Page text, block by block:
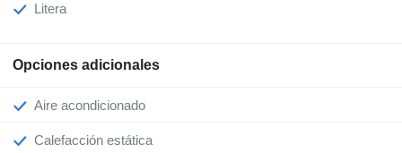
Litera
Opciones adicionales
Aire acondicionado
Calefacción estática